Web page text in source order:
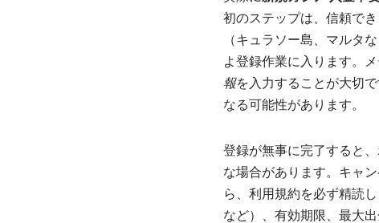
初のステップは、信頼で
（キュラソー島、マルタ
よ登録作業に入ります。
報を入力することが大切
なる可能性があります。
登録が無事に完了すると
な場合があります。キャ
ら、利用規約を必ず精読
など）、有効期限、最大